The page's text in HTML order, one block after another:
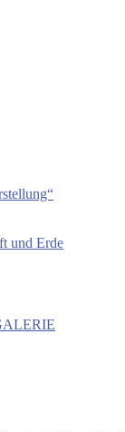
und Erde